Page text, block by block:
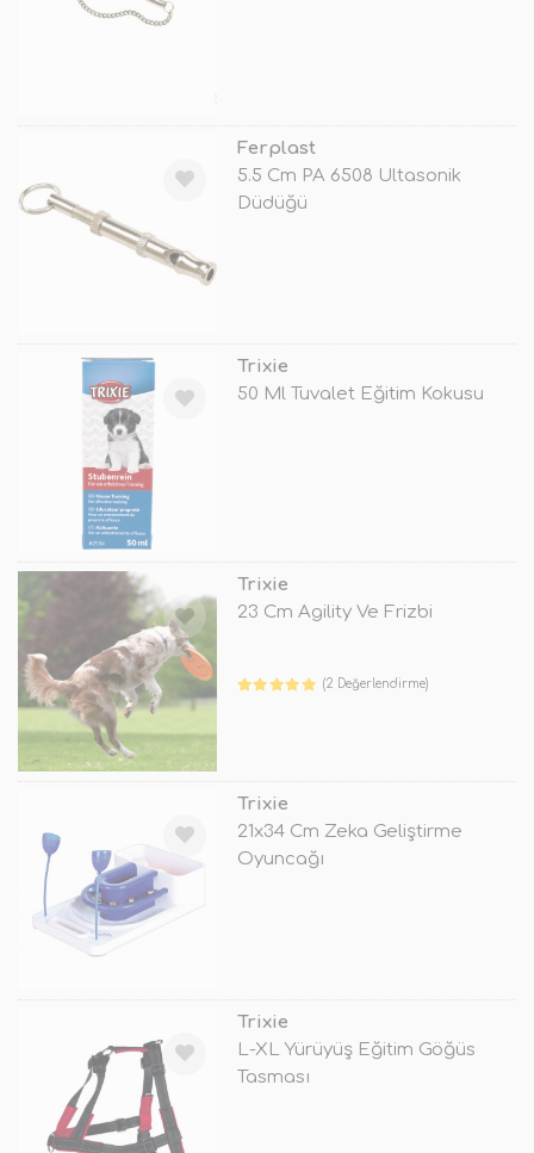
Ferplast
5.5 Cm PA 6508 Ultasonik
Düdüğü
Trixie
50 Ml Tuvalet Eğitim Kokusu
Trixie
23 Cm Agility Ve Frizbi
(2 Değerlendirme)
Trixie
21x34 Cm Zeka Geliştirme
Oyuncağı
Trixie
L-XL Yürüyüş Eğitim Göğüs
Tasması